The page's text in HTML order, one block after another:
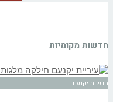
חדשות מקומיות
חדשות יקנעם